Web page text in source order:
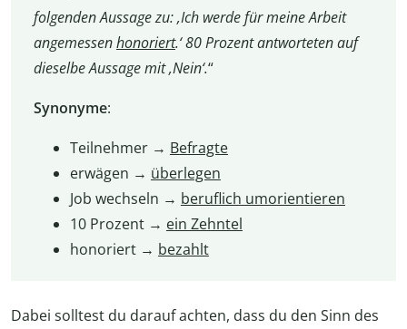
folgenden Aussage zu: ‚Ich werde für meine Arbeit
angemessenhonoriert.‘ 80 Prozent antworteten auf
dieselbe Aussage mit ‚Nein‘.“
Synonyme:
Teilnehmer → Befragte
erwägen → überlegen
Job wechseln → beruflich umorientieren
10 Prozent → ein Zehntel
honoriert → bezahlt
Dabei solltest du darauf achten, dass du den Sinn des